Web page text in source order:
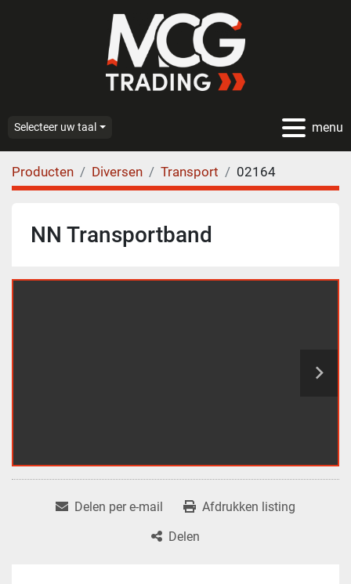
menu
Selecteer uw taal
Producten Diversen Transport 02164
NN Transportband
Delen per e-mail
Afdrukken listing
Delen